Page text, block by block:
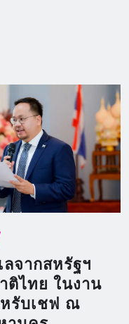
ลจากสหรัฐฯ
ติไทย ในงาน
รับเชฟ ณ